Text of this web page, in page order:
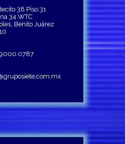
38 Piso 31
34 WTC
Benito Juárez
0787